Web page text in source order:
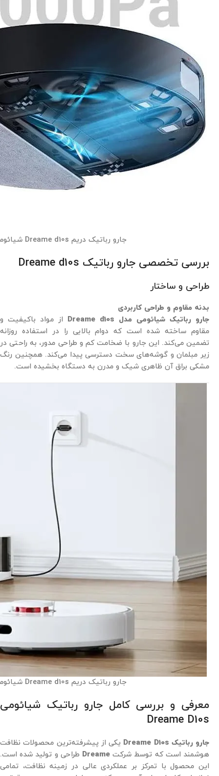
جارو رباتیک دریم Dreame d10s شیائومی
بررسی تخصصی جارو رباتیک Dreame d10s
طراحی و ساختار
بدنه مقاوم و طراحی کاربردی
جارو رباتیک شیائومی مدل Dreame d10s
از مواد باکیفیت و
مقاوم ساخته شده است که دوام بالایی را در استفاده روزانه
تضمین می‌کند. این جارو با ضخامت کم و طراحی مدور، به راحتی در
زیر مبلمان و گوشه‌های سخت دسترسی پیدا می‌کند. همچنین رنگ
مشکی براق آن ظاهری شیک و مدرن به دستگاه بخشیده است.
جارو رباتیک دریم Dreame d10s شیائومی
معرفی و بررسی کامل جارو رباتیک شیائومی
Dreame D10s
جارو رباتیک Dreame D10s
یکی از پیشرفته‌ترین محصولات نظافت
هوشمند است که توسط شرکت Dreame طراحی و تولید شده است.
این محصول با تمرکز بر عملکردی عالی در زمینه نظافت، تمامی